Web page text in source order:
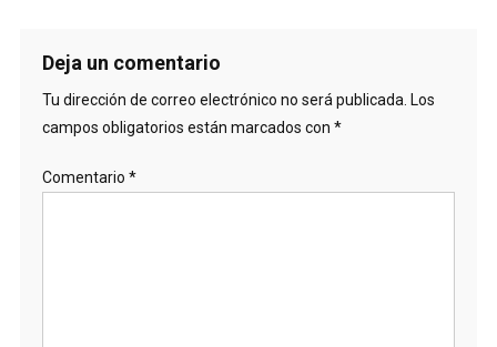
Deja un comentario
Tu dirección de correo electrónico no será publicada. Los
campos obligatorios están marcados con *
Comentario *